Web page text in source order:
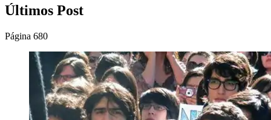
Últimos Post
Página 680